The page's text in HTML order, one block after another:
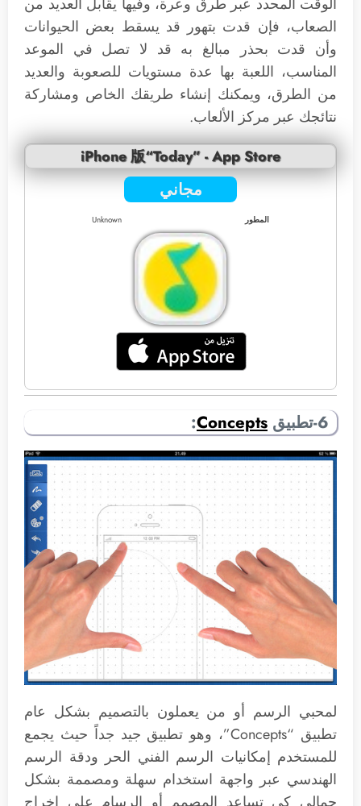
الصعاب، فإن قدت بتهور قد يسقط بعض الحيوانات
وأن قدت بحذر مبالغ به قد لا تصل في الموعد
المناسب، اللعبة بها عدة مستويات للصعوبة والعديد
من الطرق، ويمكنك إنشاء طريقك الخاص ومشاركة
نتائجك عبر مركز الألعاب.
iPhone 版“Today” - App Store
مجاني
المطور Unknown
6-تطبيق Concepts
:
لمحبي الرسم أو من يعملون بالتصميم بشكل عام
تطبيق “Concepts”، وهو تطبيق جيد جداً حيث يجمع
للمستخدم إمكانيات الرسم الفني الحر ودقة الرسم
الهندسي عبر واجهة استخدام سهلة ومصممة بشكل